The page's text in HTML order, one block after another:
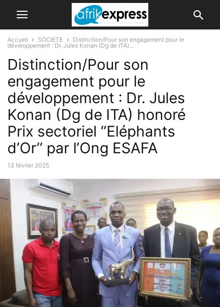
Accueil SOCIETE
Distinction/Pour son engagement pour le
développement : Dr. Jules Konan (Dg de ITA)...
Distinction/Pour son
engagement pour le
développement : Dr. Jules
Konan (Dg de ITA) honoré
Prix sectoriel ‘’Eléphants
d’Or’’ par l’Ong ESAFA
13 février 2025